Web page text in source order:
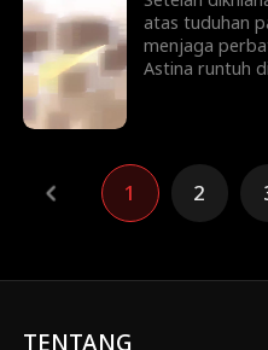
atas tuduhan
menjaga
Astina runtuh
lalu naik
1 2
TENTANG